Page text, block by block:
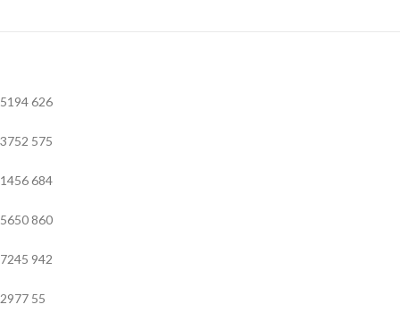
5194626
3752 575
1456684
5650860
7245 942
2977 55